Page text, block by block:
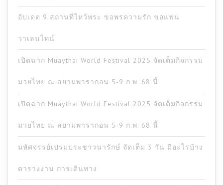
อัปเดต 9 สถานที่ไหว้พระ ขอพรความรัก ขอแฟน
วาเลนไทน์
เปิดฉาก Muaythai World Festival 2025 จัดเต็มกิจกรรม
มวยไทย ณ สยามพารากอน 5-9 ก.พ. 68 นี้
เปิดฉาก Muaythai World Festival 2025 จัดเต็มกิจกรรม
มวยไทย ณ สยามพารากอน 5-9 ก.พ. 68 นี้
มหัศจรรย์เปรมประชาวนารักษ์ จัดเต็ม 3 วัน มีอะไรบ้าง
ตารางงาน การเดินทาง